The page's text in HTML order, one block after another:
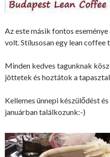
Az este másik fontos
volt. Stílusosan egy lean coffee
Minden kedves tagunknak
jöttetek és hoztátok a
Kellemes ünnepi készülődést
januárban találkozunk:-)